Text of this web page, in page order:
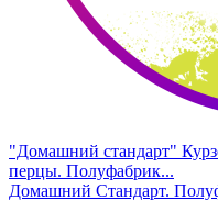
"Домашний стандарт"
перцы. Полуфабрик...
Домашний Стандарт.